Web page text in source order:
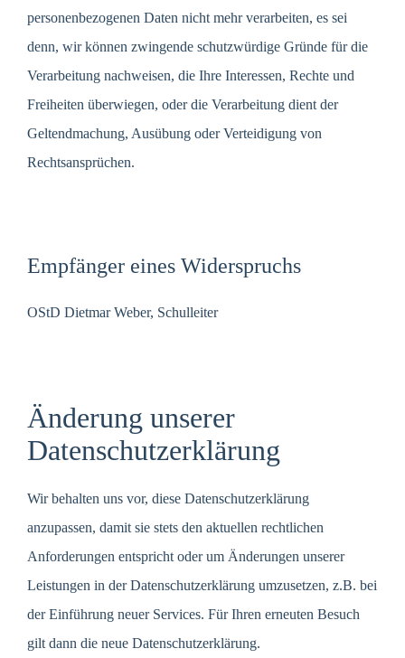
personenbezogenen Daten nicht mehr verarbeiten, es sei
denn, wir können zwingende schutzwürdige Gründe für die
Verarbeitung nachweisen, die Ihre Interessen, Rechte und
Freiheiten überwiegen, oder die Verarbeitung dient der
Geltendmachung, Ausübung oder Verteidigung von
Rechtsansprüchen.
Empfänger eines Widerspruchs
OStD Dietmar Weber, Schulleiter
Änderung unserer
Datenschutzerklärung
Wir behalten uns vor, diese Datenschutzerklärung
anzupassen, damit sie stets den aktuellen rechtlichen
Anforderungen entspricht oder um Änderungen unserer
Leistungen in der Datenschutzerklärung umzusetzen, z.B. bei
der Einführung neuer Services. Für Ihren erneuten Besuch
gilt dann die neue Datenschutzerklärung.